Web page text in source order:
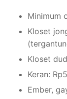
Minimum
Kloset
Kloset
Keran:
Ember,